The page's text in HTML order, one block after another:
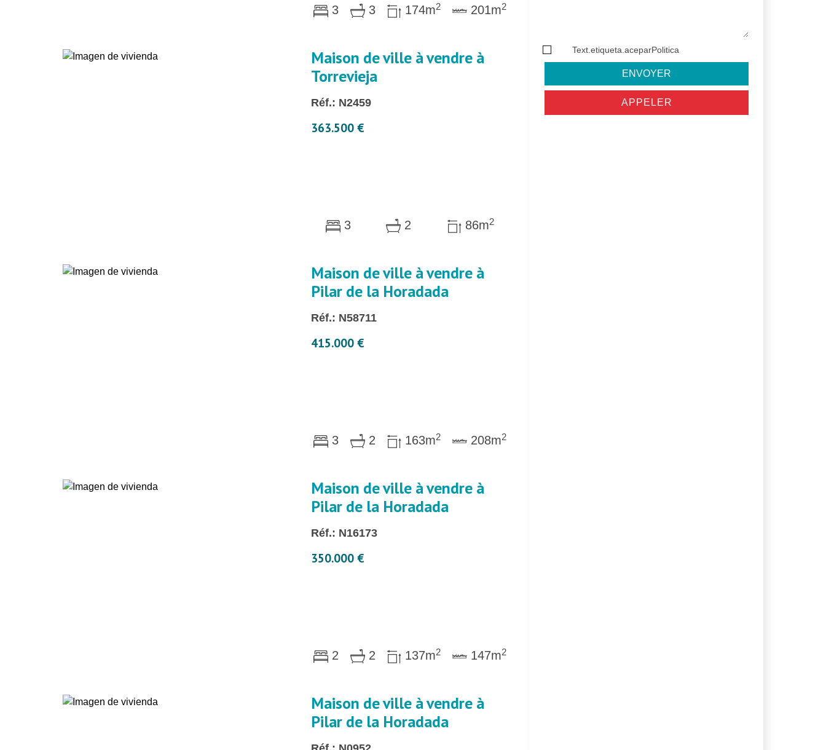
3 3 174m2 201m2
Maison de ville à vendre à
Torrevieja
Réf.: N2459
363.500 €
3 2 86m2
Maison de ville à vendre à
Pilar de la Horadada
Réf.: N58711
415.000 €
3 2 163m2 208m2
Maison de ville à vendre à
Pilar de la Horadada
Réf.: N16173
350.000 €
2 2 137m2 147m2
Maison de ville à vendre à
Pilar de la Horadada
Text.etiqueta.aceparPolitica
ENVOYER
APPELER